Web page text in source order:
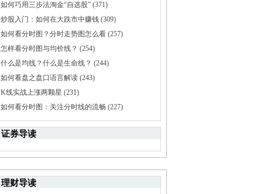
如何巧用三步法淘金“自选股”(371)
炒股入门：如何在大跌市中赚钱(309)
如何看分时图？分时走势图怎么看(257)
怎样看分时图与均价线？ (254)
什么是均线？什么是生命线？ (244)
如何看盘之盘口语言解读(243)
K线实战上涨两颗星 (231)
如何看分时图：关注分时线的流畅 (227)
证券导读
理财导读